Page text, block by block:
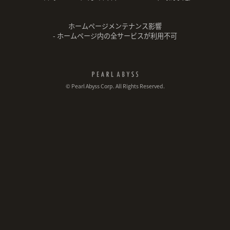
ホームページメンテナンス影響
- ホームページ内の全サービスが利用不可
© Pearl Abyss Corp. All Rights Reserved.